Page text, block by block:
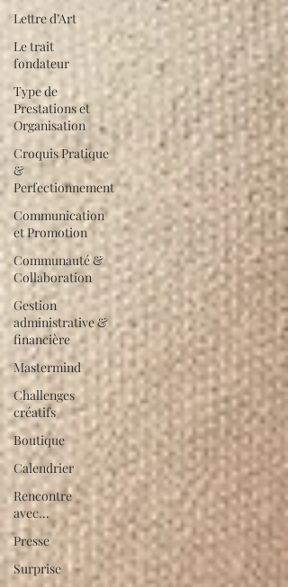
Lettre d’Art
Le trait
fondateur
Type de
Prestations et
Organisation
Croquis Pratique
&
Perfectionnement
Communication
et Promotion
Communauté &
Collaboration
Gestion
administrative &
financière
Mastermind
Challenges
créatifs
Boutique
Calendrier
Rencontre
avec...
Presse
Surprise